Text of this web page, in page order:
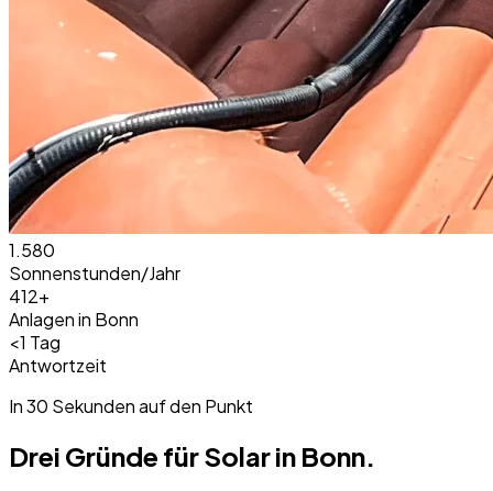
1.580
Sonnenstunden/Jahr
412+
Anlagen in Bonn
<1 Tag
Antwortzeit
In 30 Sekunden auf den Punkt
Drei Gründe für Solar in Bonn.